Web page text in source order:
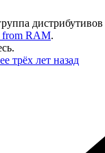
дистрибутивов
from RAM.
трёх лет назад